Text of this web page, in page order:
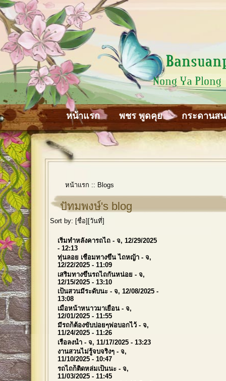
หน้าแรก พชร พูดคุย กระดานส
หน้าแรก :: Blogs
ปัทมพงษ์'s blog
Sort by: [ชื่อ][วันที่]
เริ่มทำหลังคารถไถ - จ, 12/29/2025
- 12:13
ทุ่นลอย เชื่อมทางขึ้น ไถหญ้า - จ,
12/22/2025 - 11:09
เสริมทางขึ้นรถไถกันหน่อย - จ,
12/15/2025 - 13:10
เป็นสวนมีระดับนะ - จ, 12/08/2025 -
13:08
เมื่อหน้าหนาวมาเยือน - จ,
12/01/2025 - 11:55
มีรถก็ต้องขับบ่อยๆพ่อบอกไว้ - จ,
11/24/2025 - 11:26
เรือลงน้ำ - จ, 11/17/2025 - 13:23
งานสวนไม่รู้จบจริงๆ - จ,
11/10/2025 - 10:47
รถไถก็ติดหล่มเป็นนะ - จ,
11/03/2025 - 11:45